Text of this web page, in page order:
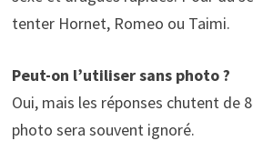
tenter Hornet, Romeo ou Taimi.
Peut-on l’utiliser sans photo ?
Oui, mais les réponses chutent de
photo sera souvent ignoré.